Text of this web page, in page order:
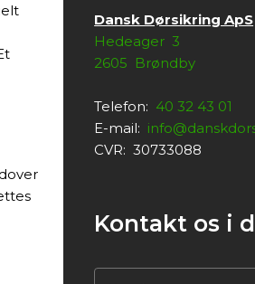
Dansk Dørsikring ApS
Hedeager 3
2605 Brøndby
​Telefon: 40 32 43 01
E-mail:
CVR: 30733088​
Kontakt os i